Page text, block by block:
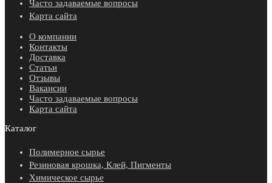
Часто задаваемые вопросы
Карта сайта
О компании
Контакты
Доставка
Статьи
Отзывы
Вакансии
Часто задаваемые вопросы
Карта сайта
Каталог
Полимерное сырье
Резиновая крошка, Клей, Пигменты
Химическое сырье